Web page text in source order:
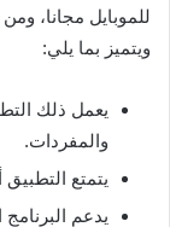
ويتميز بما يلي:
يعمل ذلك
والمفردات.
يتمتع
يدعم البرنامج